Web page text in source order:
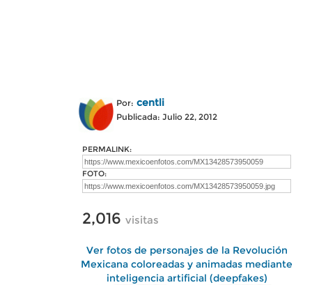
Por: centli
Publicada: Julio 22, 2012
PERMALINK:
FOTO:
2,016 visitas
Ver fotos de personajes de la Revolución
Mexicana coloreadas y animadas mediante
inteligencia artificial (deepfakes)